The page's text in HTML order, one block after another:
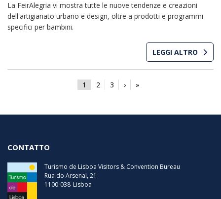
La FeirAlegria vi mostra tutte le nuove tendenze e creazioni
dell'artigianato urbano e design, oltre a prodotti e programmi
specifici per bambini.
LEGGI ALTRO
1 2 3 › »
CONTATTO
Turismo de Lisboa Visitors & Convention Bureau
Rua do Arsenal, 21
1100-038 Lisboa